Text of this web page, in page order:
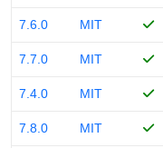
7.6.0 MIT
7.7.0 MIT
7.4.0 MIT
7.8.0 MIT